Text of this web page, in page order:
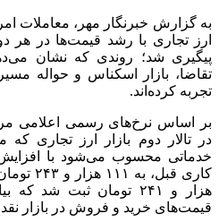
ارز تجاری با رشد قیمت‌ها در هر
پیگیری شد؛ روندی که نشان
تقاضا، بازار اسکناس و حواله
تجربه کرده‌اند.
بر اساس نرخ‌های رسمی اعلامی
در تالار دوم بازار ارز تجاری
هزار و ۲۴۱ تومان ثبت شد
قیمت‌های خرید و فروش در بازار